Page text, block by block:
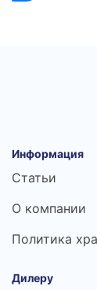
Информация
Статьи
О компании
Политика
Дилеру